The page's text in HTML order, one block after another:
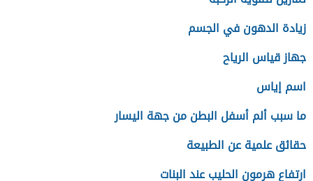
زيادة الدهون في الجسم
جهاز قياس الرياح
اسم إياس
ما سبب ألم أسفل البطن من جهة اليسار
حقائق علمية عن الطبيعة
ارتفاع هرمون الحليب عند البنات